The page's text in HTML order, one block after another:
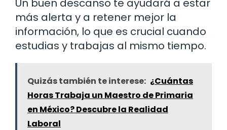
Un buen descanso te ayudará a estar
más alerta y a retener mejor la
información, lo que es crucial cuando
estudias y trabajas al mismo tiempo.
Quizás también te interese: ¿Cuántas
Horas Trabaja un Maestro de Primaria
en México? Descubre la Realidad
Laboral